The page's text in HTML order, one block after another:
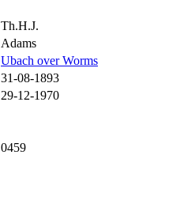
Th.H.J.
Adams
Ubach over Worms
31-08-1893
29-12-1970
0459